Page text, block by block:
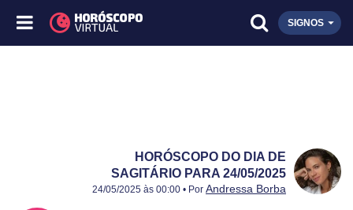
SIGNOS
HORÓSCOPO DO DIA DE
SAGITÁRIO PARA 24/05/2025
Publicado:
24/05/2025
Atualizado:
24/05/2025
24/05/2025 às 00:00 • Por Andressa Borba